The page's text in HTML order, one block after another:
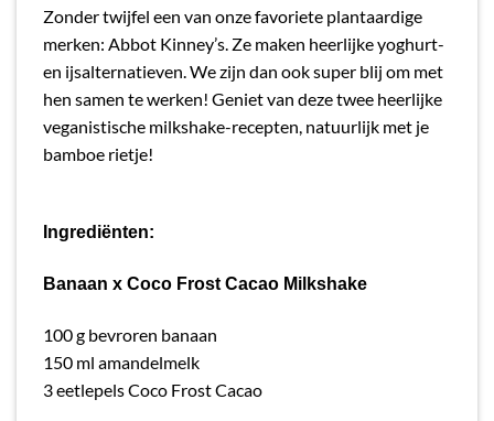
Zonder twijfel een van onze favoriete plantaardige
merken: Abbot Kinney’s. Ze maken heerlijke yoghurt-
en ijsalternatieven. We zijn dan ook super blij om met
hen samen te werken! Geniet van deze twee heerlijke
veganistische milkshake-recepten, natuurlijk met je
bamboe rietje!
Ingrediënten:
Banaan x Coco Frost Cacao Milkshake
100 g bevroren banaan
150 ml amandelmelk
3 eetlepels Coco Frost Cacao